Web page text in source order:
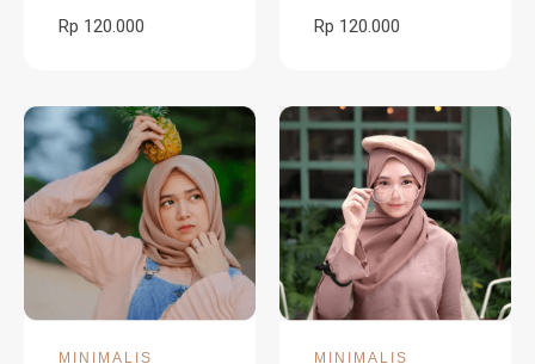
Rp 120.000 Rp 120.000
MINIMALIS MINIMALIS